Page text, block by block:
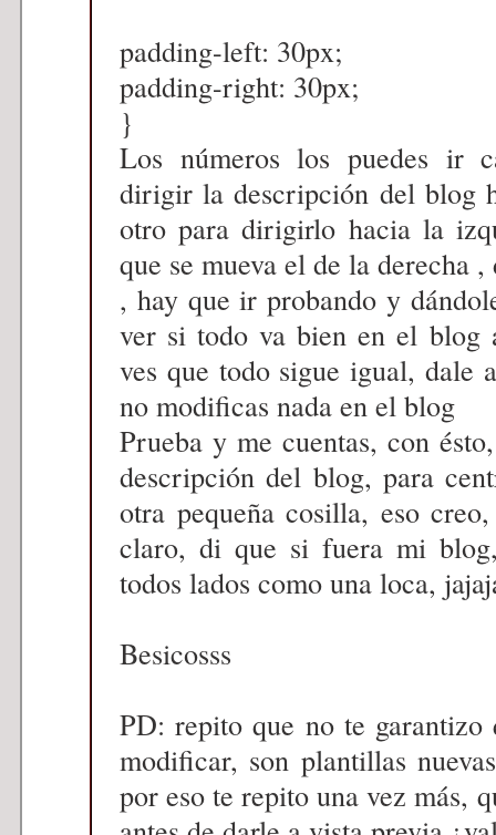
padding-left: 30px;
padding-right: 30px;
}
Los números los puedes ir
dirigir la descripción del blog
otro para dirigirlo hacia la
que se mueva el de la derecha
, hay que ir probando y
ver si todo va bien en el blog
ves que todo sigue igual,
no modificas nada en el blog
Prueba y me cuentas, con
descripción del blog, para
otra pequeña cosilla, eso
claro, di que si fuera mi
todos lados como una loca,
Besicosss
PD: repito que no te garantizo
modificar, son plantillas
por eso te repito una vez más,